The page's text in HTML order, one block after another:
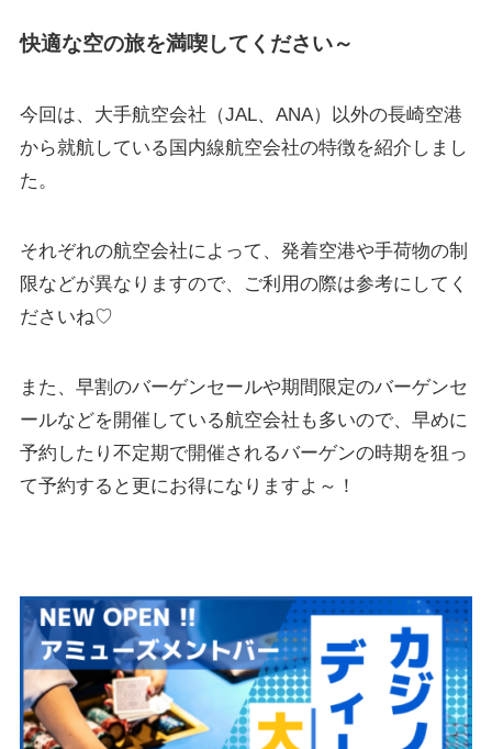
快適な空の旅を満喫してください～
今回は、大手航空会社（JAL、ANA）以外の長崎空港
から就航している国内線航空会社の特徴を紹介しまし
た。
それぞれの航空会社によって、発着空港や手荷物の制
限などが異なりますので、ご利用の際は参考にしてく
ださいね♡
また、早割のバーゲンセールや期間限定のバーゲンセ
ールなどを開催している航空会社も多いので、早めに
予約したり不定期で開催されるバーゲンの時期を狙っ
て予約すると更にお得になりますよ～！